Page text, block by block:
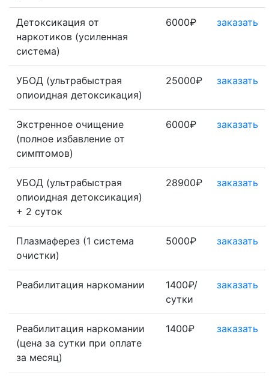
Детоксикация от
наркотиков (усиленная
система)
6000₽ заказать
УБОД (ультрабыстрая
опиоидная детоксикация)
25000₽ заказать
Экстренное очищение
(полное избавление от
симптомов)
6000₽ заказать
УБОД (ультрабыстрая
опиоидная детоксикация)
+ 2 суток
28900₽ заказать
Плазмаферез (1 система
очистки)
5000₽ заказать
Реабилитация наркомании
1400₽/
сутки
заказать
Реабилитация наркомании
(цена за сутки при оплате
за месяц)
1400₽ заказать